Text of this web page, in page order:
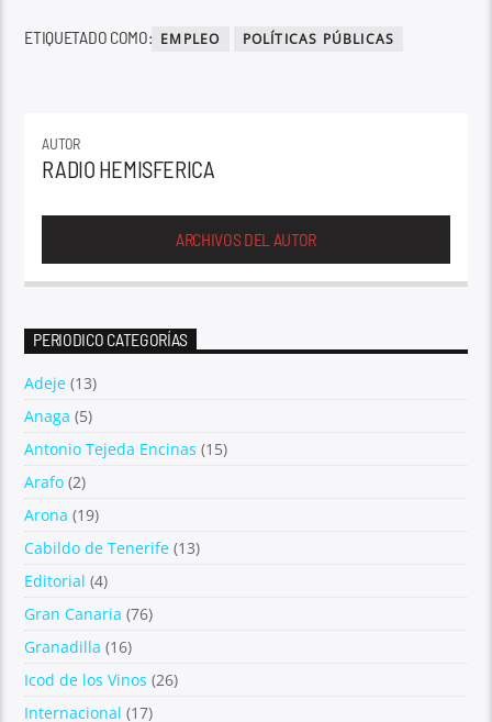
ETIQUETADO COMO: EMPLEO POLÍTICAS PÚBLICAS
AUTOR
RADIO HEMISFERICA
ARCHIVOS DEL AUTOR
PERIODICO CATEGORÍAS
Adeje (13)
Anaga (5)
Antonio Tejeda Encinas (15)
Arafo (2)
Arona (19)
Cabildo de Tenerife (13)
Editorial (4)
Gran Canaria (76)
Granadilla (16)
Icod de los Vinos (26)
Internacional (17)